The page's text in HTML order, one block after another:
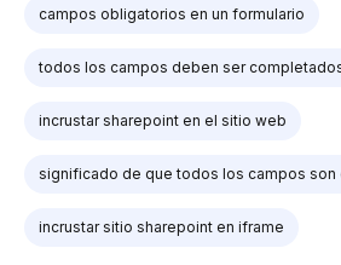
campos obligatorios en un formulario
todos los campos deben ser
incrustar sharepoint en el sitio web
significado de que todos los campos son
incrustar sitio sharepoint en iframe